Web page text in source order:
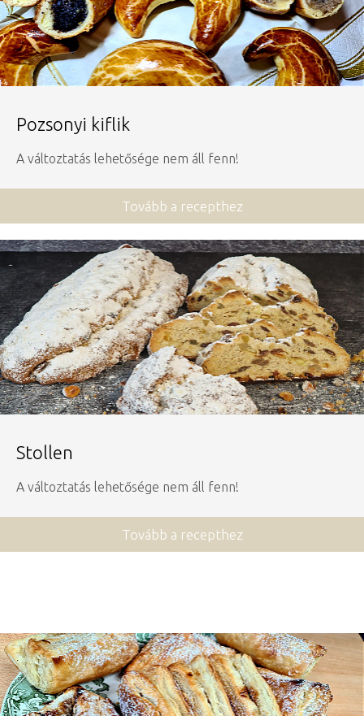
Pozsonyi kiflik
A változtatás lehetősége nem áll fenn!
Tovább a recepthez
Stollen
A változtatás lehetősége nem áll fenn!
Tovább a recepthez